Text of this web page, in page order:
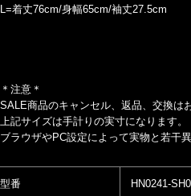
L=着丈76cm/身幅65cm/袖丈27.5cm
＊注意＊
SALE商品のキャンセル、返品、交換は
上記サイズは手計りの実寸になります。
ブラウザやPC設定によって実物と若干
型番 HN0241-